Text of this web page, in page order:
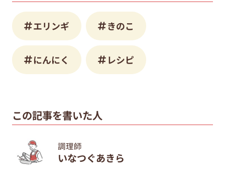
エリンギ きのこ
にんにく レシピ
この記事を書いた人
調理師
いなつぐあきら